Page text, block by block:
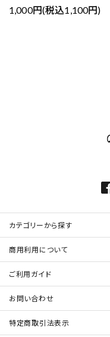
1,000円(税込1,100円)
カテゴリーから探す
商用利用について
ご利用ガイド
お問い合わせ
特定商取引法表示